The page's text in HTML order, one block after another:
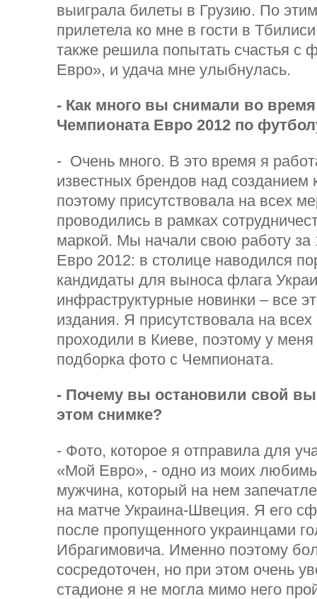
выиграла билеты в Грузию. По
прилетела ко мне в гости в
также решила попытать счастья с
Евро», и удача мне улыбнулась.
- Как много вы снимали во
Чемпионата Евро 2012 по
- Очень много. В это время я
известных брендов над созданием
поэтому присутствовала на всех
проводились в рамках
маркой. Мы начали свою работу за
Евро 2012: в столице наводился
кандидаты для выноса флага
инфраструктурные новинки – все
издания. Я присутствовала на
проходили в Киеве, поэтому у
подборка фото с Чемпионата.
- Почему вы остановили свой
этом снимке?
- Фото, которое я отправила для
«Мой Евро», - одно из моих
мужчина, который на нем
на матче Украина-Швеция. Я его
после пропущенного украинцами
Ибрагимовича. Именно поэтому
сосредоточен, но при этом очень
стадионе я не могла мимо него